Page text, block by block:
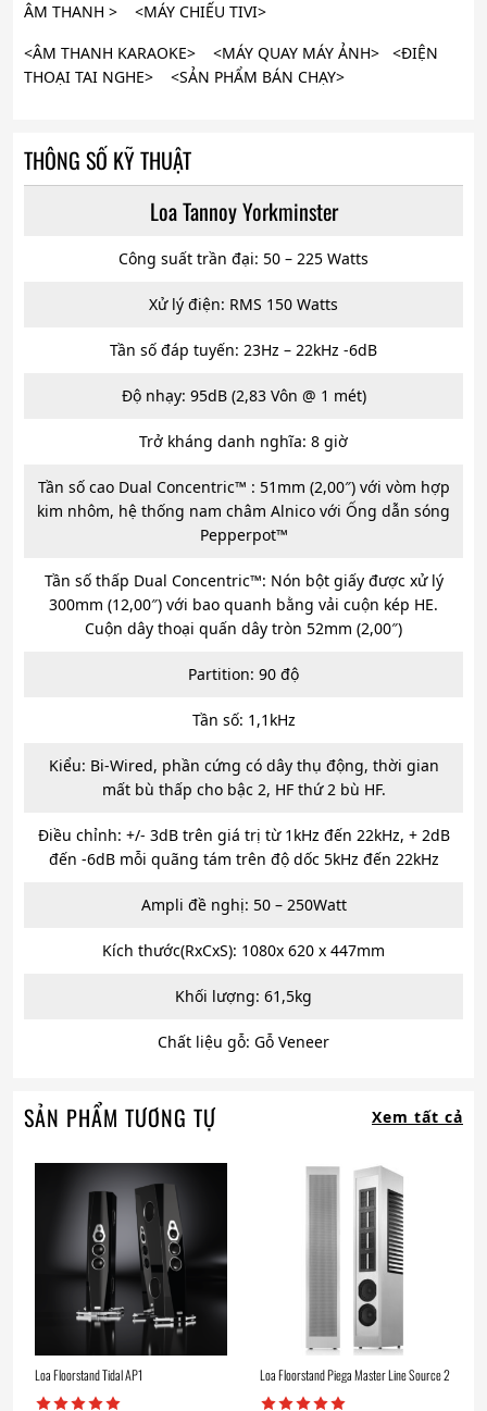
ÂM THANH > <MÁY CHIẾU TIVI>
<ÂM THANH KARAOKE> <MÁY QUAY MÁY ẢNH> <ĐIỆN
THOẠI TAI NGHE> <SẢN PHẨM BÁN CHẠY>
THÔNG SỐ KỸ THUẬT
Loa Tannoy Yorkminster
Công suất trần đại: 50 – 225 Watts
Xử lý điện: RMS 150 Watts
Tần số đáp tuyến: 23Hz – 22kHz -6dB
Độ nhạy: 95dB (2,83 Vôn @ 1 mét)
Trở kháng danh nghĩa: 8 giờ
Tần số cao Dual Concentric™ : 51mm (2,00″) với vòm hợp
kim nhôm, hệ thống nam châm Alnico với Ống dẫn sóng
Pepperpot™
Tần số thấp Dual Concentric™: Nón bột giấy được xử lý
300mm (12,00″) với bao quanh bằng vải cuộn kép HE.
Cuộn dây thoại quấn dây tròn 52mm (2,00″)
Partition: 90 độ
Tần số: 1,1kHz
Kiểu: Bi-Wired, phần cứng có dây thụ động, thời gian
mất bù thấp cho bậc 2, HF thứ 2 bù HF.
Điều chỉnh: +/- 3dB trên giá trị từ 1kHz đến 22kHz, + 2dB
đến -6dB mỗi quãng tám trên độ dốc 5kHz đến 22kHz
Ampli đề nghị: 50 – 250Watt
Kích thước(RxCxS): 1080x 620 x 447mm
Khối lượng: 61,5kg
Chất liệu gỗ: Gỗ Veneer
SẢN PHẨM TƯƠNG TỰ Xem tất cả
Loa Floorstand Tidal AP1 Loa Floorstand Piega Master Line Source 2